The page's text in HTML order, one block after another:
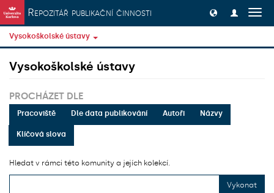
Přeskočit na obsah
Repozitář publikační činnosti
Vysokoškolské ústavy
Vysokoškolské ústavy
PROCHÁZET DLE
Pracoviště Dle data publikování Autoři Názvy
Klíčová slova
Hledat v rámci této komunity a jejích kolekcí.
Vykonat